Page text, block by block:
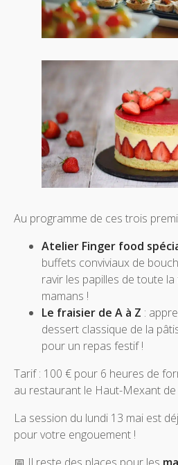
Au programme de ces trois
Atelier Finger food
buffets conviviaux de
ravir les papilles de toute
mamans !
Le fraisier de A à Z :
dessert classique de la
pour un repas festif !
Tarif : 100 € pour 6 heures de
au restaurant le Haut-Mexant de
La session du lundi 13 mai est
pour votre engouement !